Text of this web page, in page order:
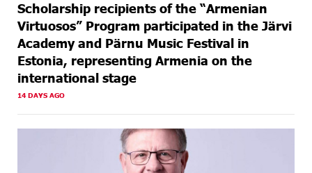
Scholarship recipients of the “Armenian
Virtuosos” Program participated in the Järvi
Academy and Pärnu Music Festival in
Estonia, representing Armenia on the
international stage
14 DAYS AGO